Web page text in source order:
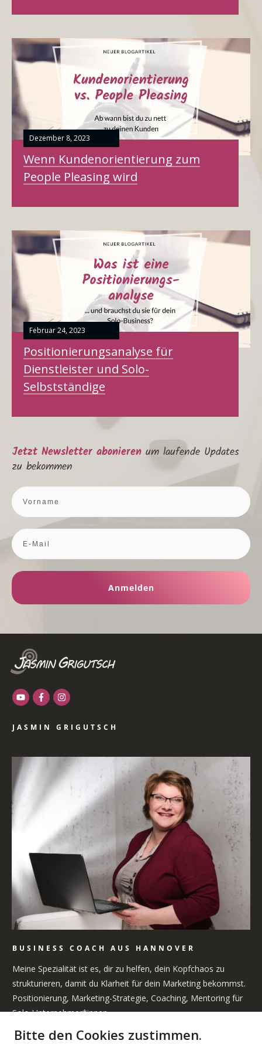
Dezember 8, 2023
Wenn Kundenorientierung zum
People Pleasing wird
Februar 24, 2023
Positionierungsanalyse für
Dienstleister und Solo-
Selbstständige
Jetzt Newsletter abonieren um laufende Updates
zu bekommen
Anmelden
JASMIN GRIGUTSCH
BUSINESS COACH AUS HANNOVER
Meine Spezialität ist es, dir zu helfen, dein Kopfchaos zu
strukturieren, damit du Klarheit für dein Marketing bekommst.
Positionierung, Marketing-Strategie, Coaching, Mentoring für
Solo-Unternehmer*innen
WICHTIGE LINKS
Bitte den Cookies zustimmen.